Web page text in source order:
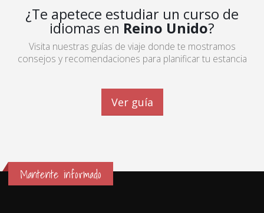
¿Te apetece estudiar un curso de
idiomas en Reino Unido?
Visita nuestras guías de viaje donde te mostramos
consejos y recomendaciones para planificar tu estancia
Ver guía
Mantente informado